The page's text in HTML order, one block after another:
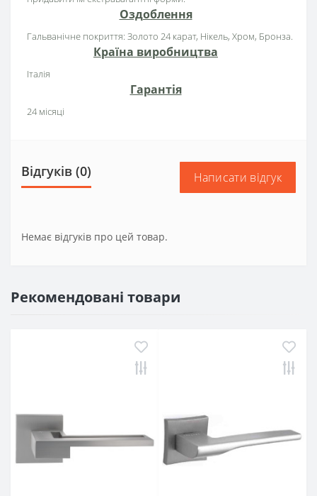
Оздоблення
Гальванічне покриття: Золото 24 карат, Нікель, Хром, Бронза.
Країна виробництва
Італія
Гарантія
24 місяці
Відгуків (0) Написати відгук
Немає відгуків про цей товар.
Рекомендовані товари